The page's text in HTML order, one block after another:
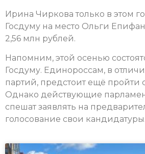
Ирина Чиркова только в этом
Госдуму на место Ольги
2,56 млн рублей.
Напомним, этой осенью
Госдуму. Единороссам, в
партий, предстоит ещё пройти
Однако действующие
спешат заявлять на
голосование свои кандидатуры.